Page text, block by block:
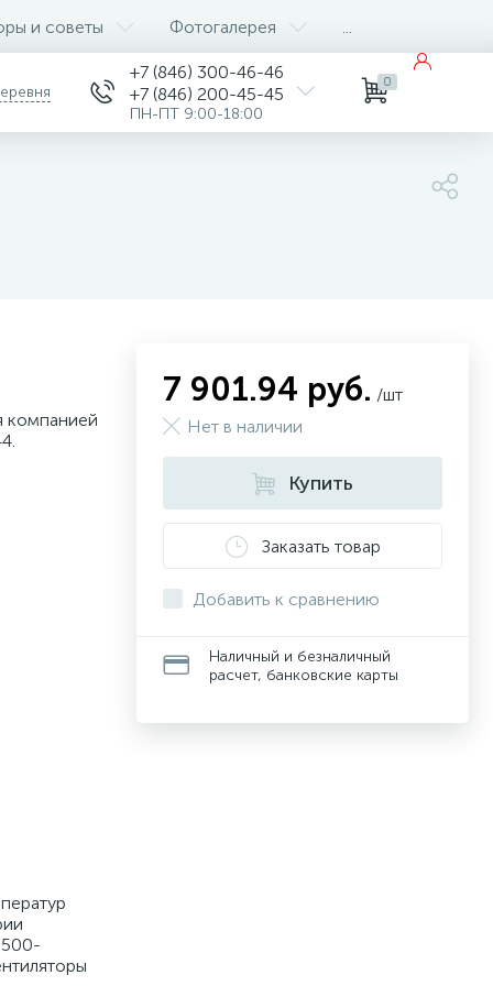
и советы Фотогалерея
+7 (846) 300-46-46
+7 (846) 200-45-45
ПН-ПТ 9:00-18:00
0
компанией
500-
7 901.94 руб. /шт
Нет в наличии
Купить
Заказать товар
Добавить к сравнению
Наличный и безналичный
расчет, банковские карты